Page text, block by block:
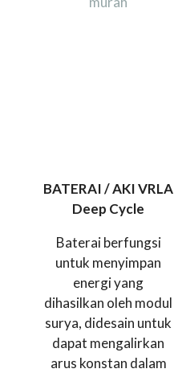
BATERAI / AKI VRLA
Deep Cycle
Baterai berfungsi
untuk menyimpan
energi yang
dihasilkan oleh modul
surya, didesain untuk
dapat mengalirkan
arus konstan dalam